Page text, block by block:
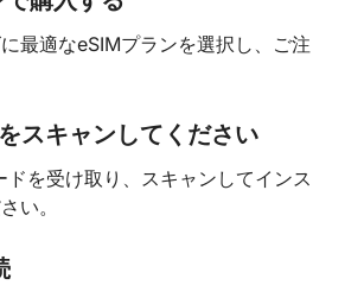
最適なeSIMプランを選択し、ご注
スキャンしてください
ドを受け取り、スキャンしてインス
い。